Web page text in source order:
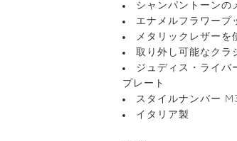
シャンパントーンの
エナメルフラワープ
メタリックレザーを
取り外し可能なクラ
ジュディス・ライバ
プレート
スタイルナンバー
イタリア製